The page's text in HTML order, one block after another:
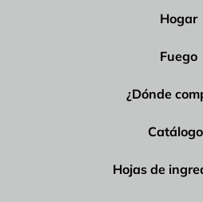
Hogar
Fuego
¿Dónde
Hojas de